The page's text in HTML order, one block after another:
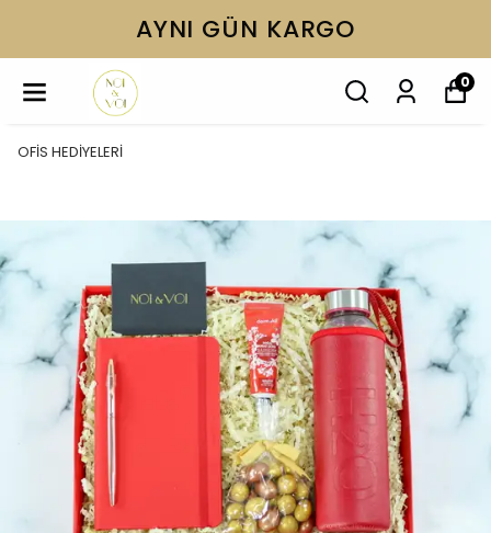
AYNI GÜN KARGO
0
OFİS HEDİYELERİ